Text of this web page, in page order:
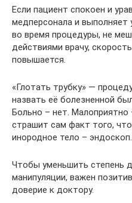
Если пациент спокоен и
медперсонала и выполняет
во время процедуры, не
действиями врачу,
повышается.
«Глотать трубку» —
назвать её болезненной
Больно – нет.
страшит сам факт того,
инородное тело – эндоскоп.
Чтобы уменьшить степень
манипуляции, важен
доверие к доктору.